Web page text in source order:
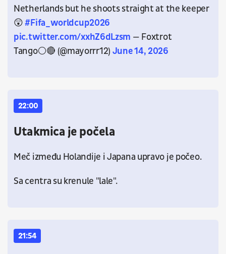
Netherlands but he shoots straight at the keeper
😲#Fifa_worldcup2026
pic.twitter.com/xxhZ6dLzsm — Foxtrot
Tango⚪🔴 (@mayorrr12) June 14, 2026
22:00
Utakmica je počela
Meč između Holandije i Japana upravo je počeo.
Sa centra su krenule "lale".
21:54